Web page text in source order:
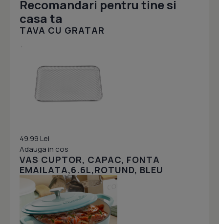
Recomandari pentru tine si
casa ta
TAVA CU GRATAR
49.99 Lei
Adauga in cos
VAS CUPTOR, CAPAC, FONTA
EMAILATA,6.6L,ROTUND, BLEU